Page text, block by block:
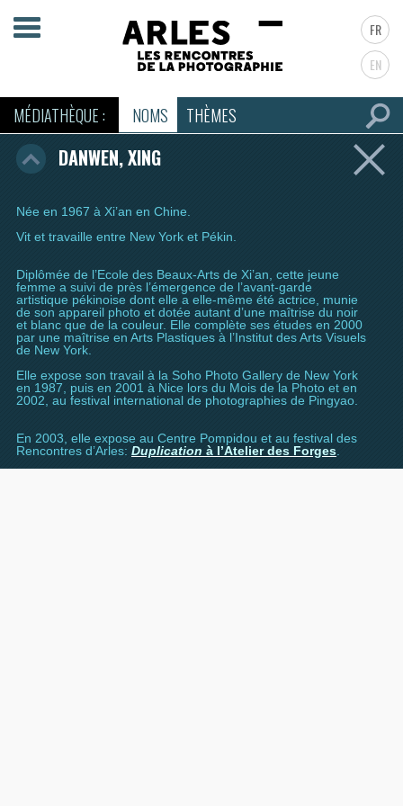
FR
EN
MÉDIATHÈQUE : NOMS THÈMES
DANWEN, XING
Née en 1967 à Xi’an en Chine.
Vit et travaille entre New York et Pékin.
Diplômée de l’Ecole des Beaux-Arts de Xi’an, cette jeune
femme a suivi de près l’émergence de l’avant-garde
artistique pékinoise dont elle a elle-même été actrice, munie
de son appareil photo et dotée autant d’une maîtrise du noir
et blanc que de la couleur. Elle complète ses études en 2000
par une maîtrise en Arts Plastiques à l’Institut des Arts Visuels
de New York.
Elle expose son travail à la Soho Photo Gallery de New York
en 1987, puis en 2001 à Nice lors du Mois de la Photo et en
2002, au festival international de photographies de Pingyao.
En 2003, elle expose au Centre Pompidou et au festival des
Rencontres d’Arles: Duplication à l’Atelier des Forges